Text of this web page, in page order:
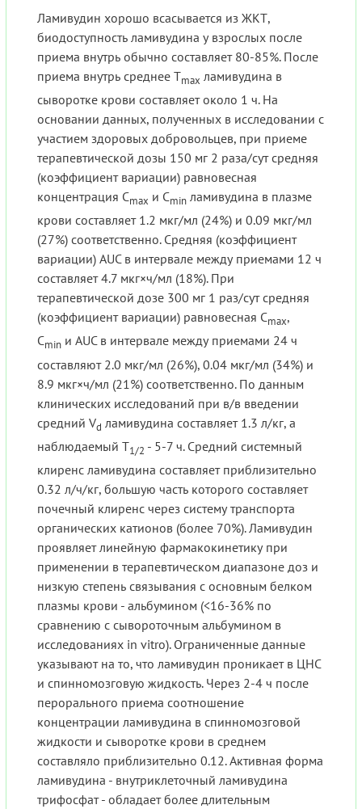
Ламивудин хорошо всасывается из ЖКТ,
биодоступность ламивудина у взрослых после
приема внутрь обычно составляет 80-85%. После
приема внутрь среднее Tmax ламивудина в
сыворотке крови составляет около 1 ч. На
основании данных, полученных в исследовании с
участием здоровых добровольцев, при приеме
терапевтической дозы 150 мг 2 раза/сут средняя
(коэффициент вариации) равновесная
концентрация Cmax и Cmin ламивудина в плазме
крови составляет 1.2 мкг/мл (24%) и 0.09 мкг/мл
(27%) соответственно. Средняя (коэффициент
вариации) AUC в интервале между приемами 12 ч
составляет 4.7 мкг×ч/мл (18%). При
терапевтической дозе 300 мг 1 раз/сут средняя
(коэффициент вариации) равновесная Cmax,
Cmin и AUC в интервале между приемами 24 ч
составляют 2.0 мкг/мл (26%), 0.04 мкг/мл (34%) и
8.9 мкг×ч/мл (21%) соответственно. По данным
клинических исследований при в/в введении
средний Vd ламивудина составляет 1.3 л/кг, а
наблюдаемый Т1/2 - 5-7 ч. Средний системный
клиренс ламивудина составляет приблизительно
0.32 л/ч/кг, большую часть которого составляет
почечный клиренс через систему транспорта
органических катионов (более 70%). Ламивудин
проявляет линейную фармакокинетику при
применении в терапевтическом диапазоне доз и
низкую степень связывания с основным белком
плазмы крови - альбумином (<16-36% по
сравнению с сывороточным альбумином в
исследованиях in vitro). Ограниченные данные
указывают на то, что ламивудин проникает в ЦНС
и спинномозговую жидкость. Через 2-4 ч после
перорального приема соотношение
концентрации ламивудина в спинномозговой
жидкости и сыворотке крови в среднем
составляло приблизительно 0.12. Активная форма
ламивудина - внутриклеточный ламивудина
трифосфат - обладает более длительным